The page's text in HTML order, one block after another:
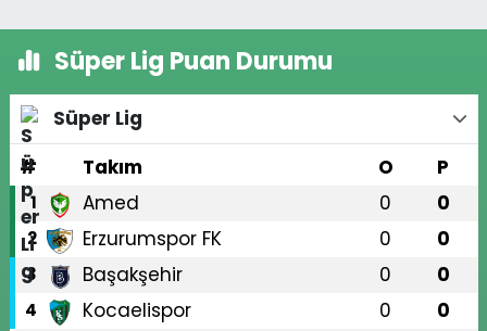
Süper Lig Puan Durumu
Süper Lig
#
Takım O P
1 Amed 0 0
2 Erzurumspor FK 0 0
3 Başakşehir 0 0
4 Kocaelispor 0 0